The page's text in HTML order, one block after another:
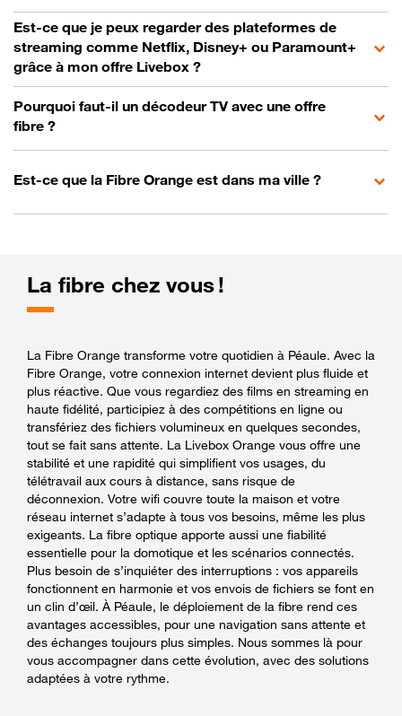
Est-ce que je peux regarder des plateformes de
streaming comme Netflix, Disney+ ou Paramount+
grâce à mon offre Livebox ?
Pourquoi faut-il un décodeur TV avec une offre
fibre ?
Est-ce que la Fibre Orange est dans ma ville ?
La fibre chez vous !
La Fibre Orange transforme votre quotidien à Péaule. Avec la
Fibre Orange, votre connexion internet devient plus fluide et
plus réactive. Que vous regardiez des films en streaming en
haute fidélité, participiez à des compétitions en ligne ou
transfériez des fichiers volumineux en quelques secondes,
tout se fait sans attente. La Livebox Orange vous offre une
stabilité et une rapidité qui simplifient vos usages, du
télétravail aux cours à distance, sans risque de
déconnexion. Votre wifi couvre toute la maison et votre
réseau internet s’adapte à tous vos besoins, même les plus
exigeants. La fibre optique apporte aussi une fiabilité
essentielle pour la domotique et les scénarios connectés.
Plus besoin de s’inquiéter des interruptions : vos appareils
fonctionnent en harmonie et vos envois de fichiers se font en
un clin d’œil. À Péaule, le déploiement de la fibre rend ces
avantages accessibles, pour une navigation sans attente et
des échanges toujours plus simples. Nous sommes là pour
vous accompagner dans cette évolution, avec des solutions
adaptées à votre rythme.